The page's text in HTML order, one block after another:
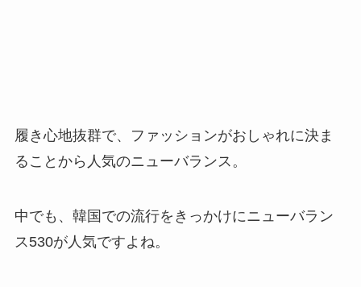
履き心地抜群で、ファッションがおしゃれに決ま
ることから人気のニューバランス。
中でも、韓国での流行をきっかけにニューバラン
ス530が人気ですよね。